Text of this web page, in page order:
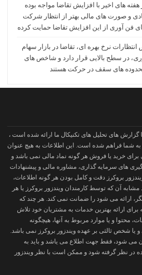
هفته های اخیر با افزایش تقاضا مواجه بوده
و صورت های مالی بهتر از انتظار شرکت
فن آوری از این افزایش تقاضا حمایت کرده
نرخ بهره ای، تقاضا در بازار سهام
در سطح بالایی قرار دارد و شاخص های
محدوده های سقف در حرکت هستند
گزارش های تحلیل های تکنیکال ما ارائه شده است ،
شما فراهم شده است. این اطلاعات به هیچ عنوان
برای خرید یا فروش هر گونه نماد مالی نمی باشد و
های سرمایه گذاری، مشاوره مالی و پیشنهادات
بروکرز دقت و کامل بودن هر گونه اطلاعات،
مشابه آن که توسط کارمندان ویندزور بروکرز یا هر
ارائه می شود را ضمانت نمی کند. هر چند که
برای ارائه بهترین خدمات به مشتریان خود تلاش
محتوا و یا موارد مربوط به آنها، هیچگونه
یا شخص ثالثی بر عهده ویندزور بروکرز نمی باشد.
می شود، فقط جهت اطلاع می یاشد و باید به
نظر گرفته شود و ممکن است با نظر ویندزور